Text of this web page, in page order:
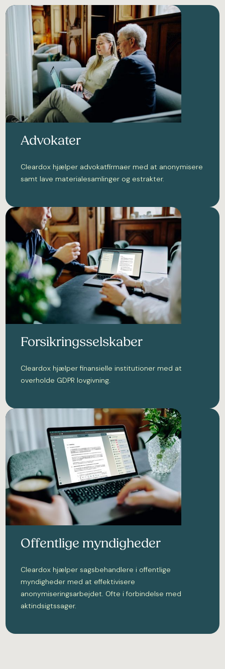
Advokater
Cleardox hjælper advokatfirmaer med at anonymisere
samt lave materialesamlinger og estrakter.
Forsikringsselskaber
Cleardox hjælper finansielle institutioner med at
overholde GDPR lovgivning.
Offentlige myndigheder
Cleardox hjælper sagsbehandlere i offentlige
myndigheder med at effektivisere
anonymiseringsarbejdet. Ofte i forbindelse med
aktindsigtssager.